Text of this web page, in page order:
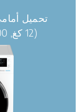
تحميل
(12 كغ, 1400 دورة في الدقيقة)